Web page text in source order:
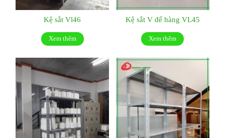
Kệ sắt Vl46
Xem thêm
Kệ sắt V để hàng VL45
Xem thêm